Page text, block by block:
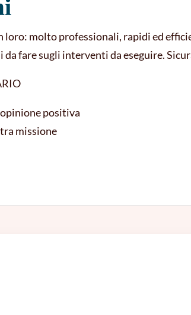
loro: molto professionali, rapidi ed
fare sugli interventi da eseguire.
positiva
missione